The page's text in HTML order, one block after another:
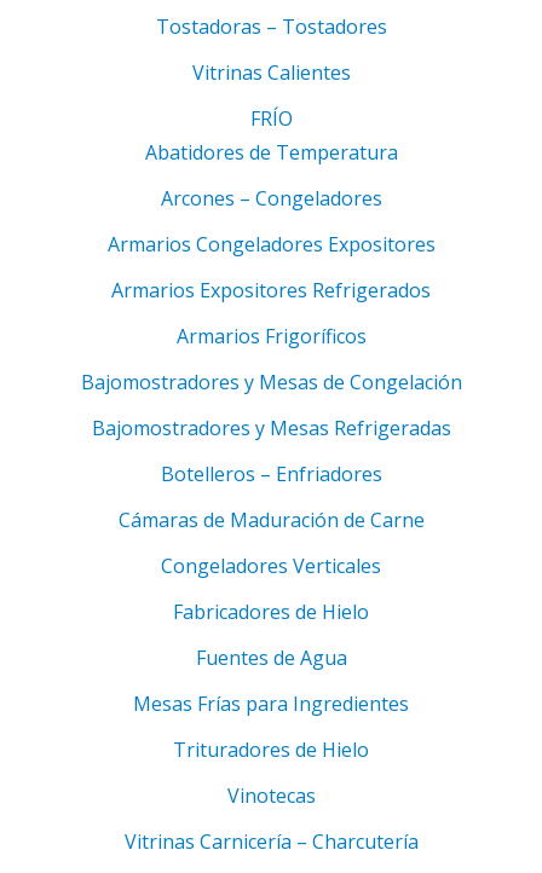
Tostadoras – Tostadores
Vitrinas Calientes
FRÍO
Abatidores de Temperatura
Arcones – Congeladores
Armarios Congeladores Expositores
Armarios Expositores Refrigerados
Armarios Frigoríficos
Bajomostradores y Mesas de Congelación
Bajomostradores y Mesas Refrigeradas
Botelleros – Enfriadores
Cámaras de Maduración de Carne
Congeladores Verticales
Fabricadores de Hielo
Fuentes de Agua
Mesas Frías para Ingredientes
Trituradores de Hielo
Vinotecas
Vitrinas Carnicería – Charcutería